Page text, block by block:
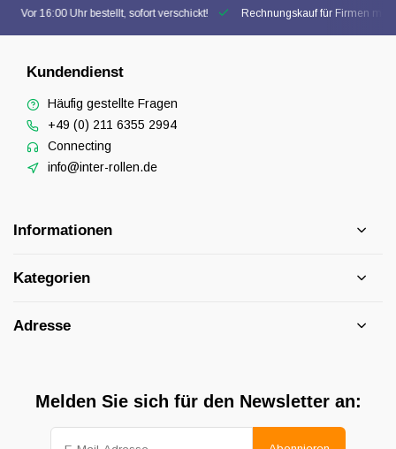
Vor 16:00 Uhr bestellt, sofort verschickt! Rechnungskauf für Firmen
Kundendienst
Häufig gestellte Fragen
+49 (0) 211 6355 2994
Connecting
info@inter-rollen.de
Informationen
Kategorien
Adresse
Melden Sie sich für den Newsletter an: